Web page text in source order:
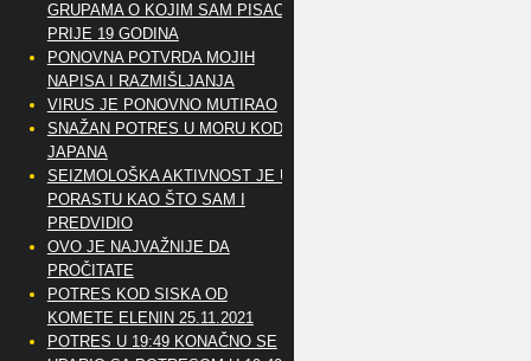
GRUPAMA O KOJIM SAM PISAO
PRIJE 19 GODINA
PONOVNA POTVRDA MOJIH
NAPISA I RAZMIŠLJANJA
VIRUS JE PONOVNO MUTIRAO
SNAŽAN POTRES U MORU KOD
JAPANA
SEIZMOLOŠKA AKTIVNOST JE U
PORASTU KAO ŠTO SAM I
PREDVIDIO
OVO JE NAJVAŽNIJE DA
PROČITATE
POTRES KOD SISKA OD
KOMETE ELENIN 25.11.2021
POTRES U 19:49 KONAČNO SE